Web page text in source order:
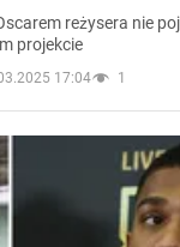
reżysera nie
projekcie
17:04 1